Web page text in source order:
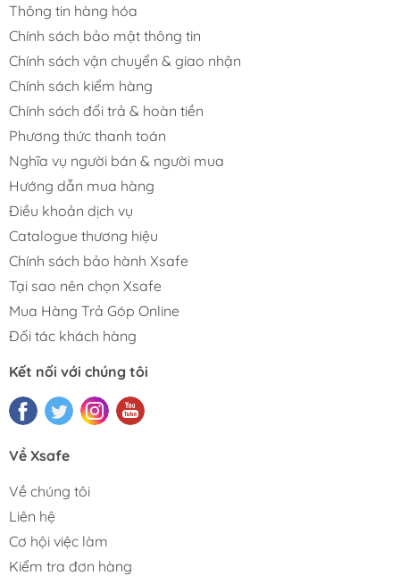
Thông tin hàng hóa
Chính sách bảo mật thông tin
Chính sách vận chuyển & giao nhận
Chính sách kiểm hàng
Chính sách đổi trả & hoàn tiền
Phương thức thanh toán
Nghĩa vụ người bán & người mua
Hướng dẫn mua hàng
Điều khoản dịch vụ
Catalogue thương hiệu
Chính sách bảo hành Xsafe
Tại sao nên chọn Xsafe
Mua Hàng Trả Góp Online
Đối tác khách hàng
Kết nối với chúng tôi
Về Xsafe
Về chúng tôi
Liên hệ
Cơ hội việc làm
Kiểm tra đơn hàng